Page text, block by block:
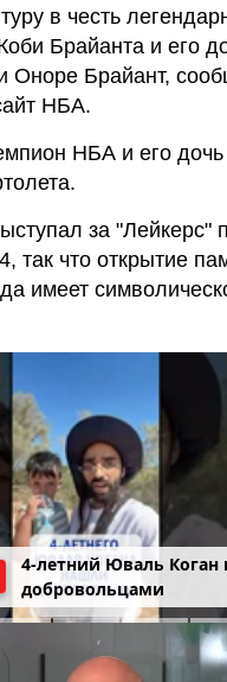
в честь
Брайанта и его
Брайант,
НБА.
НБА и его дочь
за "Лейкерс"
так что открытие
имеет
4-летний Юваль Коган
добровольцами